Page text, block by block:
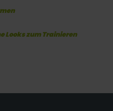
Looks zum Trainieren